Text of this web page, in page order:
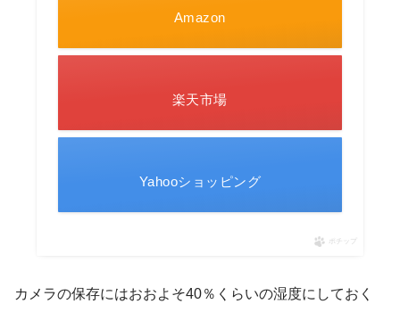
Amazon
楽天市場
Yahooショッピング
ポチップ
カメラの保存にはおおよそ40％くらいの湿度にしておく